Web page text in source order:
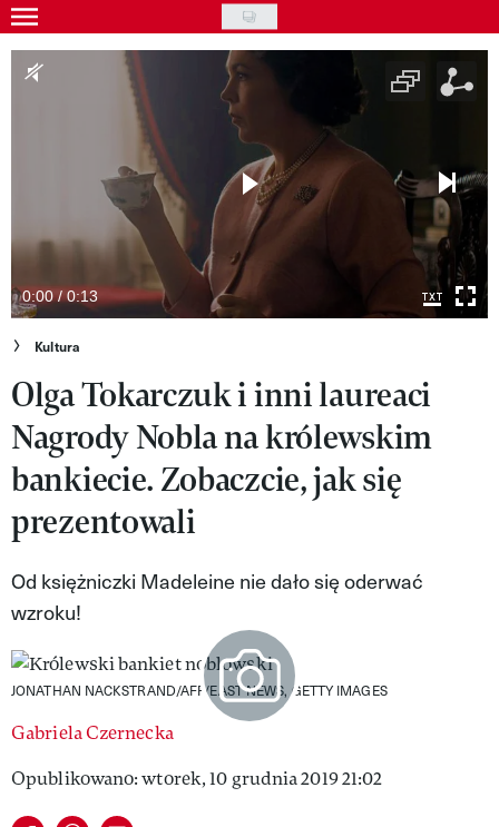
Skip
to
main
Gwiazdy
Styl życia
Kultura
Wideo
Nasze akcje
VIVA!ART
VIVA!MODA
VIVA!LIFESTYLE
VIVA!MAN
VIVA!PEOPLE POWER
VIVA!ITAKA
0:00 / 0:13
Kultura
Olga Tokarczuk i inni laureaci
Nagrody Nobla na królewskim
bankiecie. Zobaczcie, jak się
prezentowali
Od księżniczki Madeleine nie dało się oderwać
wzroku!
JONATHAN NACKSTRAND/AFP/EAST NEWS, GETTY IMAGES
Gabriela Czernecka
Opublikowano: wtorek, 10 grudnia 2019 21:02